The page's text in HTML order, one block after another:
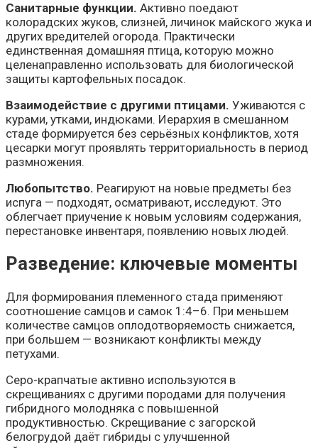
Санитарные функции. Активно поедают
колорадских жуков, слизней, личинок майского жука и
других вредителей огорода. Практически
единственная домашняя птица, которую можно
целенаправленно использовать для биологической
защиты картофельных посадок.
Взаимодействие с другими птицами. Уживаются с
курами, утками, индюками. Иерархия в смешанном
стаде формируется без серьёзных конфликтов, хотя
цесарки могут проявлять территориальность в период
размножения.
Любопытство. Реагируют на новые предметы без
испуга — подходят, осматривают, исследуют. Это
облегчает приучение к новым условиям содержания,
перестановке инвентаря, появлению новых людей.
Разведение: ключевые моменты
Для формирования племенного стада применяют
соотношение самцов и самок 1:4–6. При меньшем
количестве самцов оплодотворяемость снижается,
при большем — возникают конфликты между
петухами.
Серо-крапчатые активно используются в
скрещиваниях с другими породами для получения
гибридного молодняка с повышенной
продуктивностью. Скрещивание с загорской
белогрудой даёт гибриды с улучшенной